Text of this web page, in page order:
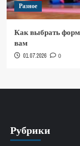
Разное
Как выбрать
вам
01.07.2026 0
Рубрики